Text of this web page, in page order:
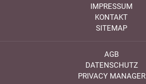
IMPRESSUM
KONTAKT
SITEMAP
AGB
DATENSCHUTZ
PRIVACY MANAGER